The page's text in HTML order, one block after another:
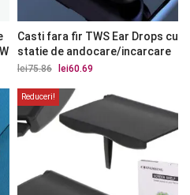
Casti fara fir TWS Ear Drops cu
statie de andocare/incarcare
lei75.86
Prețul
a
fost:
lei75.86.
lei60.69
lei60.69.
Reduceri!